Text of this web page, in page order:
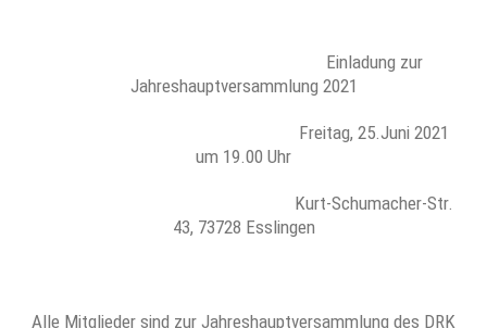
Einladung zur
Jahreshauptversammlung 2021
Freitag, 25.Juni 2021
um 19.00 Uhr
Kurt-Schumacher-Str.
43, 73728 Esslingen
Alle Mitglieder sind zur Jahreshauptversammlung des DRK